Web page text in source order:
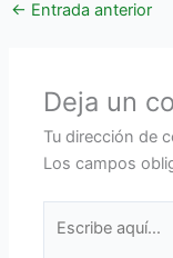
← Entrada anterior
Deja un
Tu dirección de
Los campos
aquí...